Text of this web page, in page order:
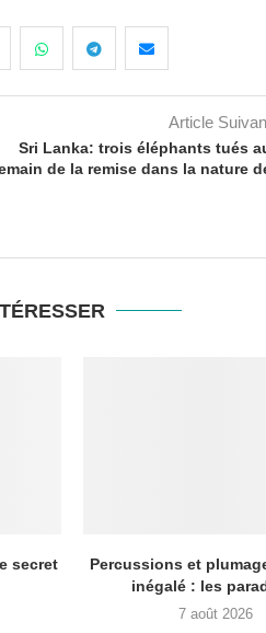
Article
Sri Lanka: trois éléphants tués
de la remise dans la nature
secret
Percussions et
inégalé : les
7 août 2026